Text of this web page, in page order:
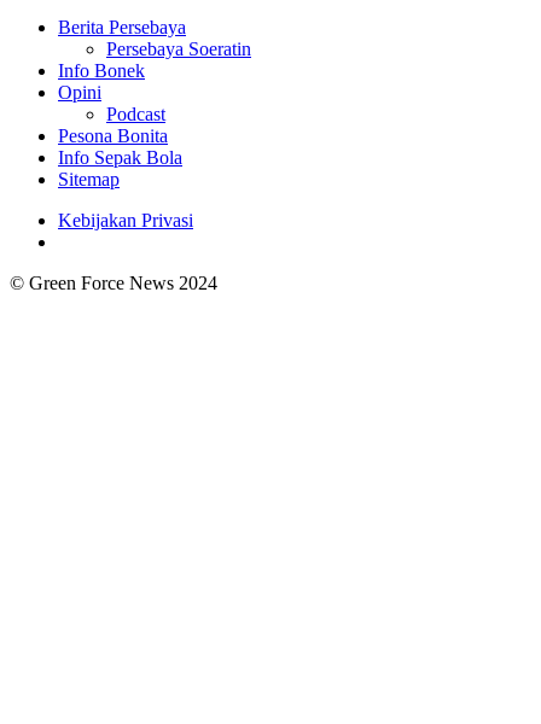
Berita Persebaya
Persebaya Soeratin
Info Bonek
Opini
Podcast
Pesona Bonita
Info Sepak Bola
Sitemap
Kebijakan Privasi
© Green Force News 2024